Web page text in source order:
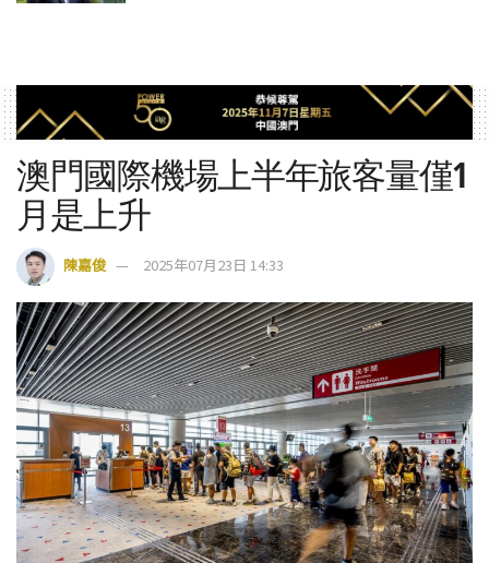
澳門國際機場上半年旅客量僅1
月是上升
陳嘉俊 2025年07月23日 14:33